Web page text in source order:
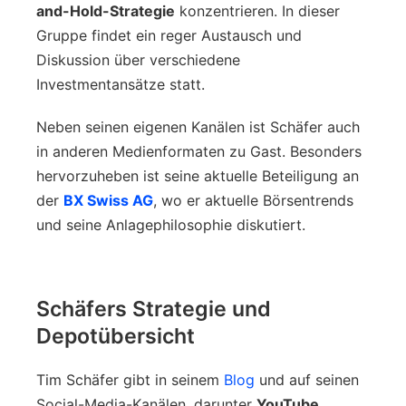
and-Hold-Strategie konzentrieren. In dieser
Gruppe findet ein reger Austausch und
Diskussion über verschiedene
Investmentansätze statt.
Neben seinen eigenen Kanälen ist Schäfer auch
in anderen Medienformaten zu Gast. Besonders
hervorzuheben ist seine aktuelle Beteiligung an
der BX Swiss AG, wo er aktuelle Börsentrends
und seine Anlagephilosophie diskutiert.
Schäfers Strategie und
Depotübersicht
Tim Schäfer gibt in seinem Blog und auf seinen